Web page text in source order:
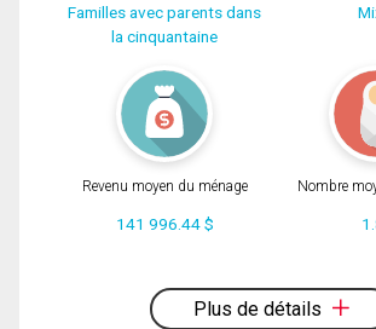
Familles avec parents dans
la cinquantaine
Revenu moyen du ménage
141 996.44 $
Nombre
Plus de détails